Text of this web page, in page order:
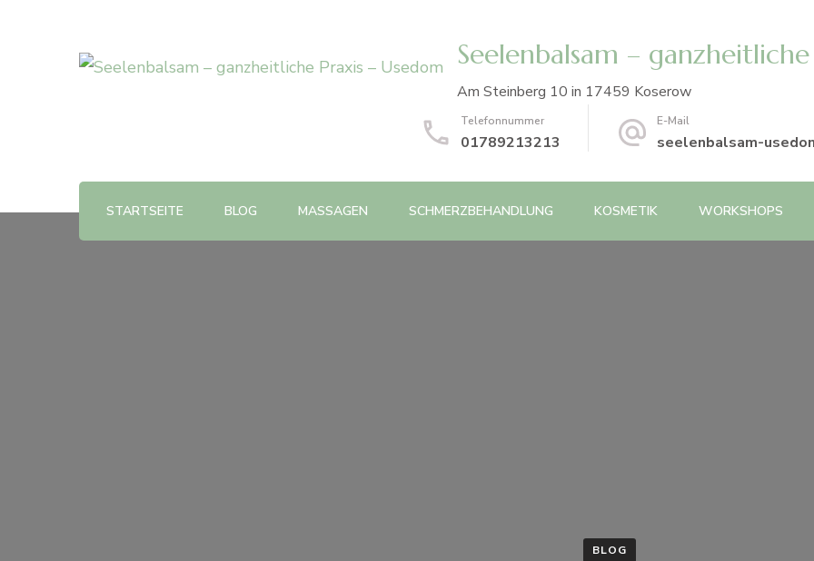
Seelenbalsam –
Am Steinberg 10 in 17459 Koserow
Telefonnummer
01789213213
E-Mail
seelenbalsam-
STARTSEITE BLOG MASSAGEN SCHMERZBEHANDLUNG KOSMETIK WORKSHOPS
BLOG